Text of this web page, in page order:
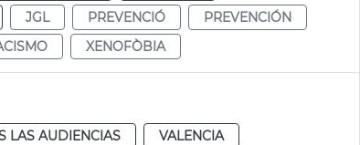
JGL PREVENCIÓ
PREVENCIÓN
XENOFÒBIA
LAS AUDIENCIAS
VALENCIA